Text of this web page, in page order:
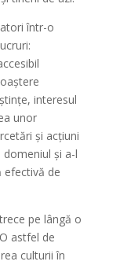
într-o
interesul
unor
și acțiuni
și a-l
de
pe lângă o
astfel de
culturii în